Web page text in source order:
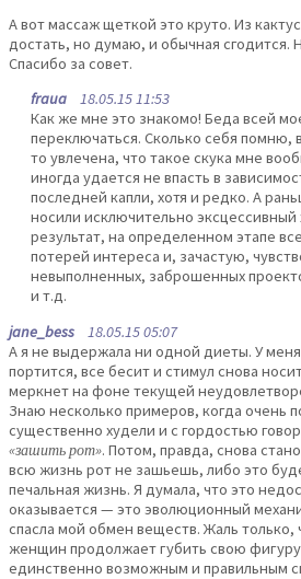
А вот массаж щеткой это круто. Из
достать, но думаю, и обычная сгодится.
Спасибо за совет.
fraua 18.05.15 11:53
Как же мне это знакомо! Беда всей
переключаться. Сколько себя помню,
то увлечена, что такое скука мне
иногда удается не впасть в
последней капли, хотя и редко. А
носили исключительно эксцессивный
результат, на определенном этапе
потерей интереса и, зачастую,
невыполненных, заброшенных
и т.д.
jane_bess 18.05.15 05:07
А я не выдержала ни одной диеты. У меня
портится, все бесит и стимул снова
меркнет на фоне текущей
Знаю несколько примеров, когда очень
существенно худели и с гордостью
«зашить рот». Потом, правда, снова
всю жизнь рот не зашьешь, либо это
печальная жизнь. Я думала, что это
оказывается — это эволюционный
спасла мой обмен веществ. Жаль только,
женщин продолжает губить свою
единственно возможным и правильным